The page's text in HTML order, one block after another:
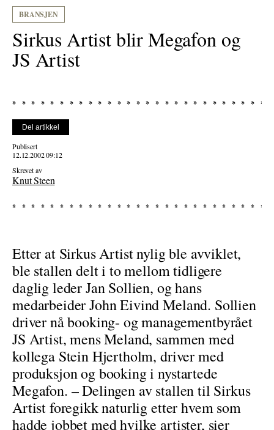
BRANSJEN
Sirkus Artist blir Megafon og
JS Artist
Del artikkel
Publisert
12.12.2002 09:12
Skrevet av
Knut Steen
Etter at Sirkus Artist nylig ble avviklet,
ble stallen delt i to mellom tidligere
daglig leder Jan Sollien, og hans
medarbeider John Eivind Meland. Sollien
driver nå booking- og managementbyrået
JS Artist, mens Meland, sammen med
kollega Stein Hjertholm, driver med
produksjon og booking i nystartede
Megafon. – Delingen av stallen til Sirkus
Artist foregikk naturlig etter hvem som
hadde jobbet med hvilke artister, sier